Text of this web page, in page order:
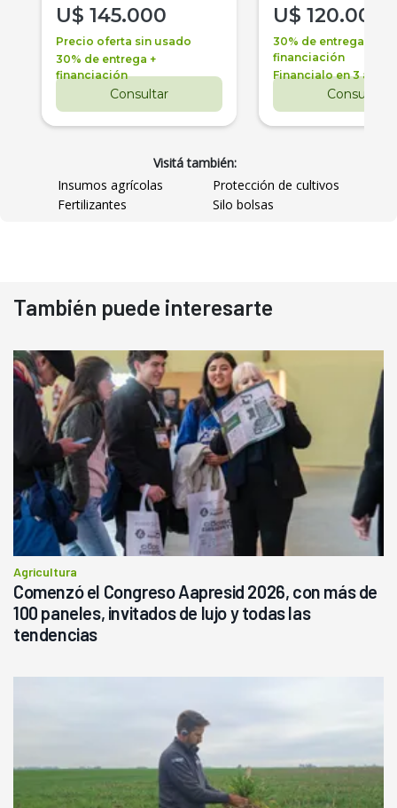
U$ 145.000
Precio oferta sin usado
30% de entrega +
financiación
Consultar
U$ 120.000
30% de entrega +
financiación
Financialo en 3 años
Consultar
Visitá también:
Insumos agrícolas
Protección de cultivos
Fertilizantes
Silo bolsas
También puede interesarte
Agricultura
Comenzó el Congreso Aapresid 2026, con más de
100 paneles, invitados de lujo y todas las
tendencias